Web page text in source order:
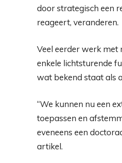
door strategisch een
reageert, veranderen.
Veel eerder werk met
enkele lichtsturende
wat bekend staat als
“We kunnen nu een
toepassen en
eveneens een
artikel.